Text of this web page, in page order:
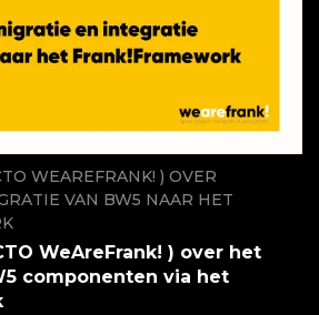
WEAREFRANK! ) OVER
VAN BW5 NAAR HET
WeAreFrank! ) over het
componenten via het